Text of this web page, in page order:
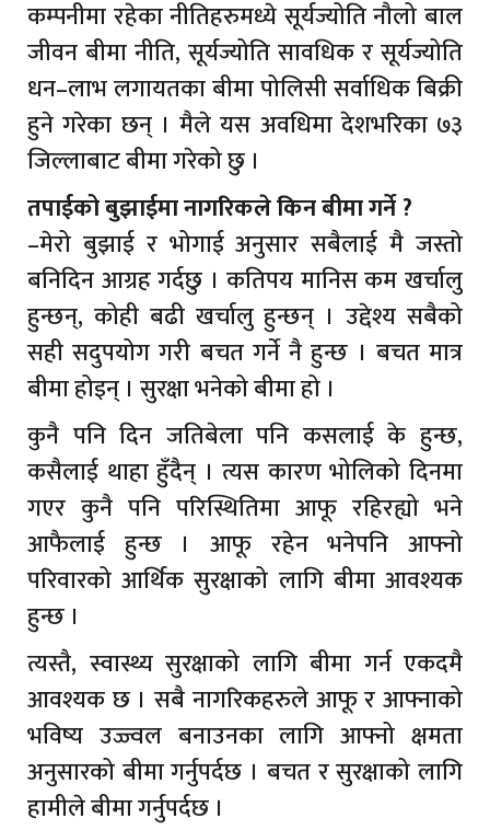
कम्पनीमा रहेका नीतिहरुमध्ये सूर्यज्योति नौलो बाल
जीवन बीमा नीति, सूर्यज्योति सावधिक र सूर्यज्योति
धन–लाभ लगायतका बीमा पोलिसी सर्वाधिक बिक्री
हुने गरेका छन् । मैले यस अवधिमा देशभरिका ७३
जिल्लाबाट बीमा गरेको छु ।
तपाईको बुझाईमा नागरिकले किन बीमा गर्ने ?
–मेरो बुझाई र भोगाई अनुसार सबैलाई मै जस्तो
बनिदिन आग्रह गर्दछु । कतिपय मानिस कम खर्चालु
हुन्छन्, कोही बढी खर्चालु हुन्छन् । उद्देश्य सबैको
सही सदुपयोग गरी बचत गर्ने नै हुन्छ । बचत मात्र
बीमा होइन् । सुरक्षा भनेको बीमा हो ।
कुनै पनि दिन जतिबेला पनि कसलाई के हुन्छ,
कसैलाई थाहा हुँदैन् । त्यस कारण भोलिको दिनमा
गएर कुनै पनि परिस्थितिमा आफू रहिरह्यो भने
आफैलाई हुन्छ । आफू रहेन भनेपनि आफ्नो
परिवारको आर्थिक सुरक्षाको लागि बीमा आवश्यक
हुन्छ ।
त्यस्तै, स्वास्थ्य सुरक्षाको लागि बीमा गर्न एकदमै
आवश्यक छ । सबै नागरिकहरुले आफू र आफ्नाको
भविष्य उज्ज्वल बनाउनका लागि आफ्नो क्षमता
अनुसारको बीमा गर्नुपर्दछ । बचत र सुरक्षाको लागि
हामीले बीमा गर्नुपर्दछ ।